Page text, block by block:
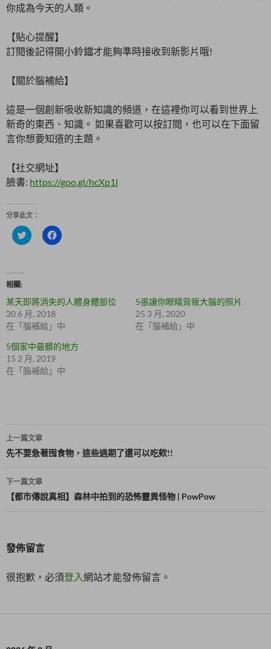
你成為今天的人類。
【貼心提醒】
訂閱後記得開小鈴鐺才能夠準時接收到新影片哦!
【關於腦補給】
這是一個創新吸收新知識的頻道，在這裡你可以看到世界上
新奇的東西、知識。 如果喜歡可以按訂閱，也可以在下面留
言你想要知道的主題。
【社交網址】
臉書: https://goo.gl/hcXp1l
分享此文：
分
享
e
r
(
在
新
窗
中
開
啟
)
按
一
a
c
b
o
k
(
新
視
相關
某天即將消失的人體身體部位
20 6 月, 2018
在「腦補給」中
5張讓你眼睛背叛大腦的照片
25 3 月, 2020
在「腦補給」中
5個家中最髒的地方
15 2 月, 2019
在「腦補給」中
文
章
導
覽
上一篇文章
先不要急著囤食物，這些過期了還可以吃欸!!
下一篇文章
【都市傳說真相】森林中拍到的恐怖靈異怪物 | PowPow
發佈留言
很抱歉，必須登入網站才能發佈留言。